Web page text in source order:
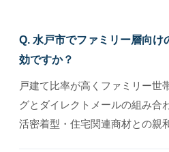
Q. 水戸市でファミリー層向け
効ですか？
戸建て比率が高くファミリー世
グとダイレクトメールの組み合
活密着型・住宅関連商材との親